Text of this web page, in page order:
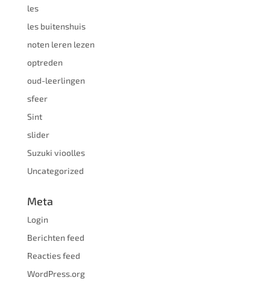
les
les buitenshuis
noten leren lezen
optreden
oud-leerlingen
sfeer
Sint
slider
Suzuki vioolles
Uncategorized
Meta
Login
Berichten feed
Reacties feed
WordPress.org